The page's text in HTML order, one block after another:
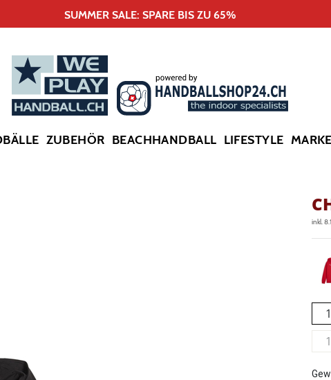
SUMMER SALE: SPARE BIS ZU 65%
ZUBEHÖR BEACHHANDBALL LIFESTYLE
inkl.